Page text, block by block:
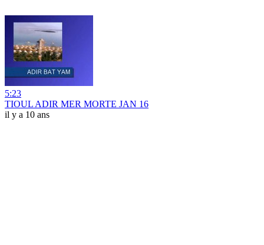
5:23
TIOUL ADIR MER MORTE JAN 16
il y a 10 ans